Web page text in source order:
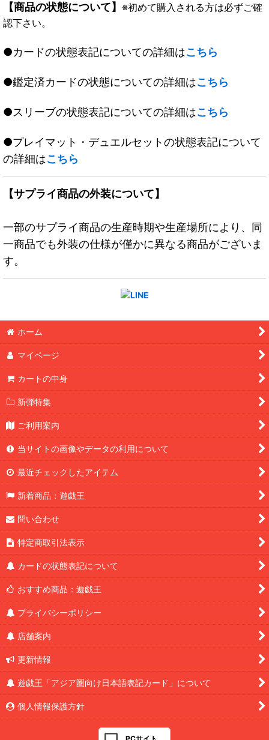
【商品の状態について】 ※初めて購入される方は必ずご確
認下さい。
●カードの状態表記についての詳細はこちら
●鑑定済カードの状態についての詳細はこちら
●スリーブの状態表記についての詳細はこちら
●プレイマット・デュエルセットの状態表記について
の詳細はこちら
【サプライ商品の外装について】
一部のサプライ商品の生産時期や生産場所により、同
一商品でも外装の仕様が僅かに異なる商品がございま
す。
ホーム
マイページ
カートの中身
新弾特集
ご利用案内
当サイトの画像やデータの利用について
最近チェックしたアイテム
新着商品：遊戯王
問い合わせ
特定商取引法表示
カードの状態表記について
おすすめ商品：遊戯王
プライバシーポリシー
店舗案内
更新情報
遊戯王「アジア圏向け日本語表記カード」について
個人情報保護方針